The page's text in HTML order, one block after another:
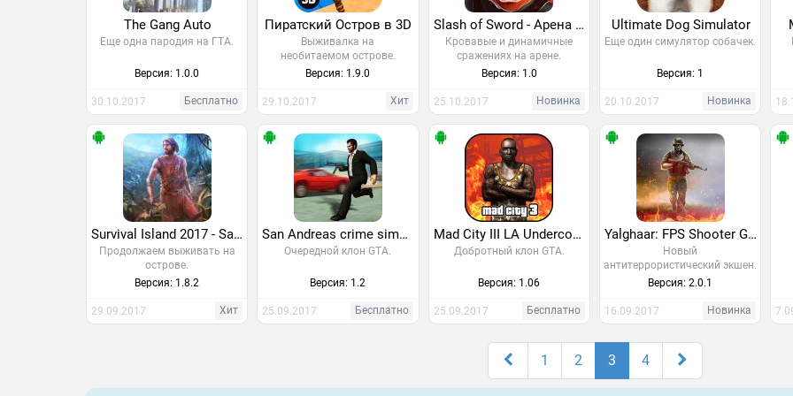
The Gang Auto
Еще одна пародия на ГТА.
Версия: 1.0.0
30.10.2017 Бесплатно
Пиратский Остров в 3D
Выживалка на
необитаемом острове.
Версия: 1.9.0
29.10.2017 Хит
Slash of Sword - Арена и Сражения
Кровавые и динамичные
сражениях на арене.
Версия: 1.0
25.10.2017 Новинка
Ultimate Dog Simulator
Еще один симулятор собачек.
Версия: 1
20.10.2017 Новинка
Survival Island 2017 - Savage 2
Продолжаем выживать на
острове.
Версия: 1.8.2
29.09.2017 Хит
San Andreas crime simulator Game 2017
Очередной клон GTA.
Версия: 1.2
25.09.2017 Бесплатно
Mad City III LA Undercover
Добротный клон GTA.
Версия: 1.06
25.09.2017 Бесплатно
Yalghaar: FPS Shooter Game
Новый
антитеррористический экшен.
Версия: 2.0.1
16.09.2017 Новинка
1 2 3 4